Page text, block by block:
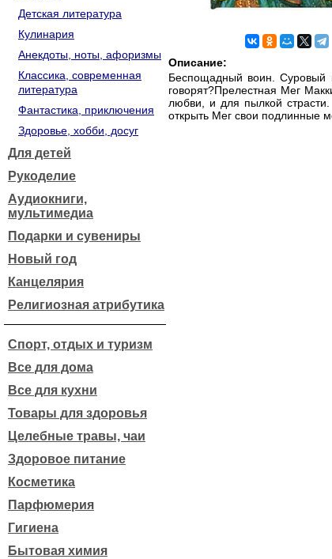
Детская литература
Кулинария
Анекдоты, ноты, афоризмы
Классика, современная
литература
Фантастика, приключения
Здоровье, хобби, досуг
Для детей
Рукоделие
Аудиокниги,
мультимедиа
Подарки и сувениры
Новый год
Канцелярия
Религиозная атрибутика
Спорт, отдых и туризм
Все для дома
Все для кухни
Товары для здоровья
Целебные травы, чаи
Здоровое питание
Косметика
Парфюмерия
Гигиена
Бытовая химия
Описание:
Беспощадный воин. Суровый
говорят?Прелестная Мег
любви, и для пылкой
открыть Мег свои подлинные